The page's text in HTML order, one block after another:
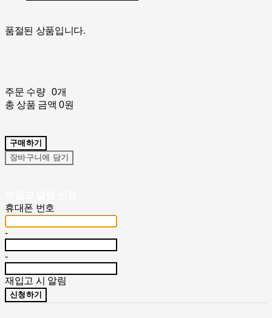
품절된 상품입니다.
주문 수량
0개
총 상품 금액 0원
구매하기
장바구니에 담기
휴대폰 번호
-
-
재입고 시 알림
신청하기